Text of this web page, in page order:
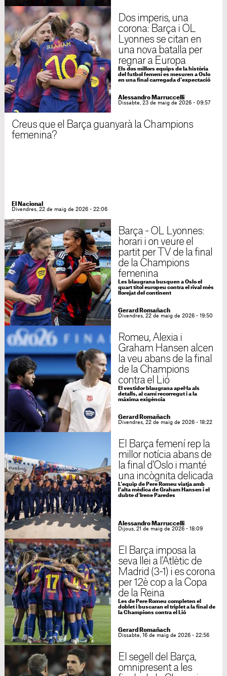
Dos imperis, una
corona: Barça i OL
Lyonnes se citan en
una nova batalla per
regnar a Europa
Els dos millors equips de la història
del futbol femení es mesuren a Oslo
en una final carregada d'expectació
Alessandro Marruccelli
Dissabte, 23 de maig de 2026 - 09:57
Creus que el Barça guanyarà la Champions
femenina?
El Nacional
Divendres, 22 de maig de 2026 - 22:06
Barça - OL Lyonnes:
horari i on veure el
partit per TV de la final
de la Champions
femenina
Les blaugrana busquen a Oslo el
quart títol europeu contra el rival més
llorejat del continent
Gerard Romañach
Divendres, 22 de maig de 2026 - 19:50
Romeu, Alexia i
Graham Hansen alcen
la veu abans de la final
de la Champions
contra el Lió
El vestidor blaugrana apel·la als
detalls, al camí recorregut i a la
màxima exigència
Gerard Romañach
Divendres, 22 de maig de 2026 - 18:22
El Barça femení rep la
millor notícia abans de
la final d'Oslo i manté
una incògnita delicada
L'equip de Pere Romeu viatja amb
l'alta mèdica de Graham Hansen i el
dubte d'Irene Paredes
Alessandro Marruccelli
Dijous, 21 de maig de 2026 - 18:09
El Barça imposa la
seva llei a l’Atlètic de
Madrid (3-1) i es corona
per 12è cop a la Copa
de la Reina
Les de Pere Romeu completen el
doblet i buscaran el triplet a la final de
la Champions contra el Lió
Gerard Romañach
Dissabte, 16 de maig de 2026 - 22:56
El segell del Barça,
omnipresent a les